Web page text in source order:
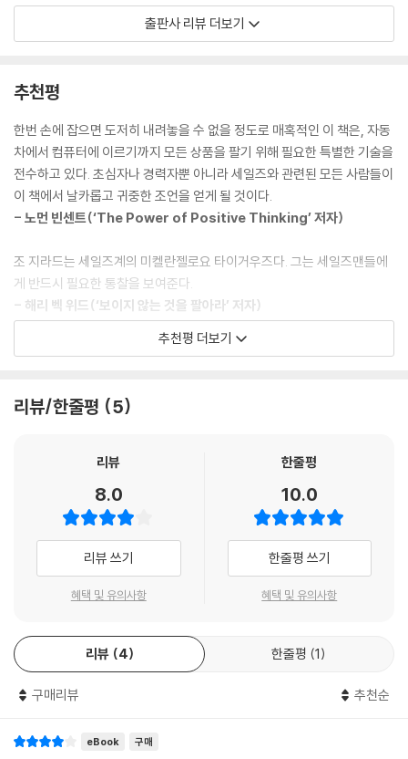
그 일이 있고 나서 별 볼일 없는 직업을 전전하면서 싸움질하고, 해고당하
고, 끼리끼리 몰려다니면서 당구나 치며 시간을 보내는 생활이 다시 시작
무르며 착실하게 일했을 거라는 생각이 든다. 하지만 누구도 나를 제대로
증명이라도 하려는 듯 행동했다.
절박했다. 그리고 간절히 원했다. 그게 전부였다. 그에게 차를 판매하기 위
한 말과 행동은 오로지 간절한 마음에서 연유했다. 만일 자신이 무엇을 원
하는지 정확히 알고, 이를 정말 간절히 원한다면 세일즈맨으로서 절반은
이 될 수 없다.
내가 세계에서 제일가는 세일즈맨이 될 수 있었던 가장 큰 원동력은 배고
픈 가족들을 부양해야 한다는 간절한 마음이었다.
이든 이 세상에 둘도 없이 소중한 존재들이다. 이들은 절대 방해꾼이나 골
칫덩어리가 아니다. 그들은 우리를 먹여 살리는 사람들이다. 이를 철저히
만약 당신이 단 한 사람에게라도 건방진 말투로 대하거나 그를 화나게 만
든다면 당신의 주머니를 돈으로 채워줄 수 있는 250명을 잃게 되는 셈이
다. 그런 위험을 감수하고서라도 순간의 기분에 충실해야겠는가?
사무실 문을 닫고 고객과 단둘이 마주하는 것은, 외과의사가 수술대 위에
히 알기도 전에 배에 칼을 대서는 안 된다. 맹장염이 걸린 환자에게서 쓸개
를 끄집어내서는 안 될 일이다. 그러므로 계약체결 단계에 들어가기 전에
객이 그렇게 할 수 있도록 만들어라. 고객은 침묵을 견딜 수 없어한다. 그가
이라곤 없을 것 같은 나날을 보내다 세일즈를 만났고, 세일즈를 통해 삶의
돌파구를 찾았다. 이 책은 이렇게 인생의 절반을 실패자로 살았던 조 지라
조 지라드의 유년기, 청년기는 참으로 불우했다. 끊임없이 이어진 아버지
의 폭언과 매질 때문에 살아야 할 이유를 찾지 못한 채 방황해야 했으며, 친
구들과 어울려 도둑질을 하다 걸려 유치장에서 하루를 보내기도 했다. 어
렵게 직장에 들어가서도 번번이 쫓겨나 구두닦이, 접시닦이, 건설현장 인
부 등 온갖 허드렛일을 하며 근근히 생계를 유지해야 했다. 뿐만 아니라 놀
음판을 운영하다 경찰에 적발돼 잔뜩 벌금을 내는가 하면 마음먹고 시작한
일도 사기를 당하는 등 그의 좌절과 고통은 그칠 줄 모르고 계속된다. 하지
만 그는 어느 날, 인생의 뒷골목에서 화려하게 부활해 ‘제2의 인생’을 열었
다. 바로 세일즈를 통해서다.
《누구에게나 최고의 하루가 있다》는 이처럼 평범했던, 아니 잘하는 것이
라고는 아무것도 없었던 조 지라드가 최고의 판매왕으로 거듭나기까지의
성장과정과 세일즈에 입문하게 된 과정, 그리고 척박한 환경에서 끊임없는
오로지 가족의 먹거리를 구해야 한다는 절박함 하나로 세일즈에 뛰어든 조
일즈를 누구보다 사랑하게 되었고 세계 최고의 세일즈 대가로 성장했다.
이 책은 조 지라드의 인간적인 면모뿐 아니라 그가 세계 최고의 판매왕이
될 수 있었던 세일즈 노하우와 성공 비밀을 자세하게 알려준다.
세일즈의 기초부터 판매왕 전략까지
판매왕이 들려주는 성공 비밀!
조 지라드는 ‘세일즈는 기술, 도구, 경험, 수완을 이용하여 제품을 판매하
을 세일즈 프로세스에 맞춰 한 단계 한 단계 충실히 설명하고 있다. 이미 많
은 사람들에게 잘 알려진 ‘지라드 250의 법칙’과 함께 명함을 300% 활용
하는 명함 마케팅 기술, 고객을 아군이자 협력자로 전환시키는 기술, 고객
리는 법, 고객의 마음을 읽어 움직이는 법, 고객을 평생 내편으로 만드는
출판사 리뷰 더보기
추천평
한번 손에 잡으면 도저히 내려놓을 수 없을 정도로 매혹적인 이 책은, 자동
차에서 컴퓨터에 이르기까지 모든 상품을 팔기 위해 필요한 특별한 기술을
전수하고 있다. 초심자나 경력자뿐 아니라 세일즈와 관련된 모든 사람들이
이 책에서 날카롭고 귀중한 조언을 얻게 될 것이다.
- 노먼 빈센트(‘The Power of Positive Thinking’ 저자)
조 지라드는 세일즈계의 미켈란젤로요 타이거우즈다. 그는 세일즈맨들에
게 반드시 필요한 통찰을 보여준다.
- 해리 벡 위드(‘보이지 않는 것을 팔아라’ 저자)
자동차 세일즈맨의 흥미롭고 신비하기까지 한 정신세계를 들여다볼 수 있
채터누가 뉴스프리 프레스(Chatanooga News-Free Press)
추천평 더보기
리뷰/한줄평 5
리뷰
8.0
리뷰 쓰기
혜택 및 유의사항
한줄평
10.0
한줄평 쓰기
혜택 및 유의사항
리뷰 4 한줄평 1
구매리뷰 추천순
eBook 구매